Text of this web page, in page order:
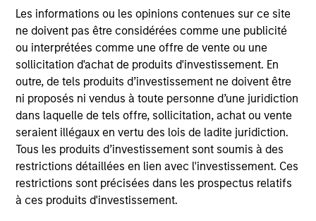
Les informations ou les opinions contenues sur ce site
ne doivent pas être considérées comme une publicité
ou interprétées comme une offre de vente ou une
sollicitation d'achat de produits d'investissement. En
outre, de tels produits d’investissement ne doivent être
ni proposés ni vendus à toute personne d’une juridiction
dans laquelle de tels offre, sollicitation, achat ou vente
seraient illégaux en vertu des lois de ladite juridiction.
Tous les produits d’investissement sont soumis à des
restrictions détaillées en lien avec l'investissement. Ces
restrictions sont précisées dans les prospectus relatifs
à ces produits d'investissement.
cultivated and reinforced in many ways: intellectual
curiosity and flexibility, perspective, self-awareness and
partnership.
2
Reading Network
The team’s reading network includes more than 100
investor and non-investor participants, leverages the
distributed knowledge of the firm and encourages cross-
disciplinary thinking. Each week the team circulates